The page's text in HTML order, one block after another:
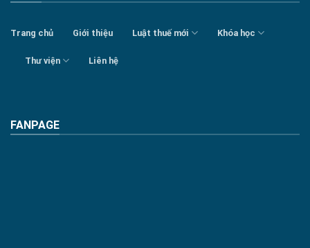
Trang chủ Giới thiệu Luật thuế mới Khóa học
Thư viện Liên hệ
FANPAGE